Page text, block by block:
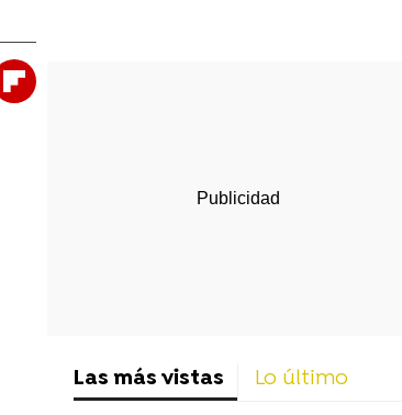
Flipboard
Las más vistas Lo último